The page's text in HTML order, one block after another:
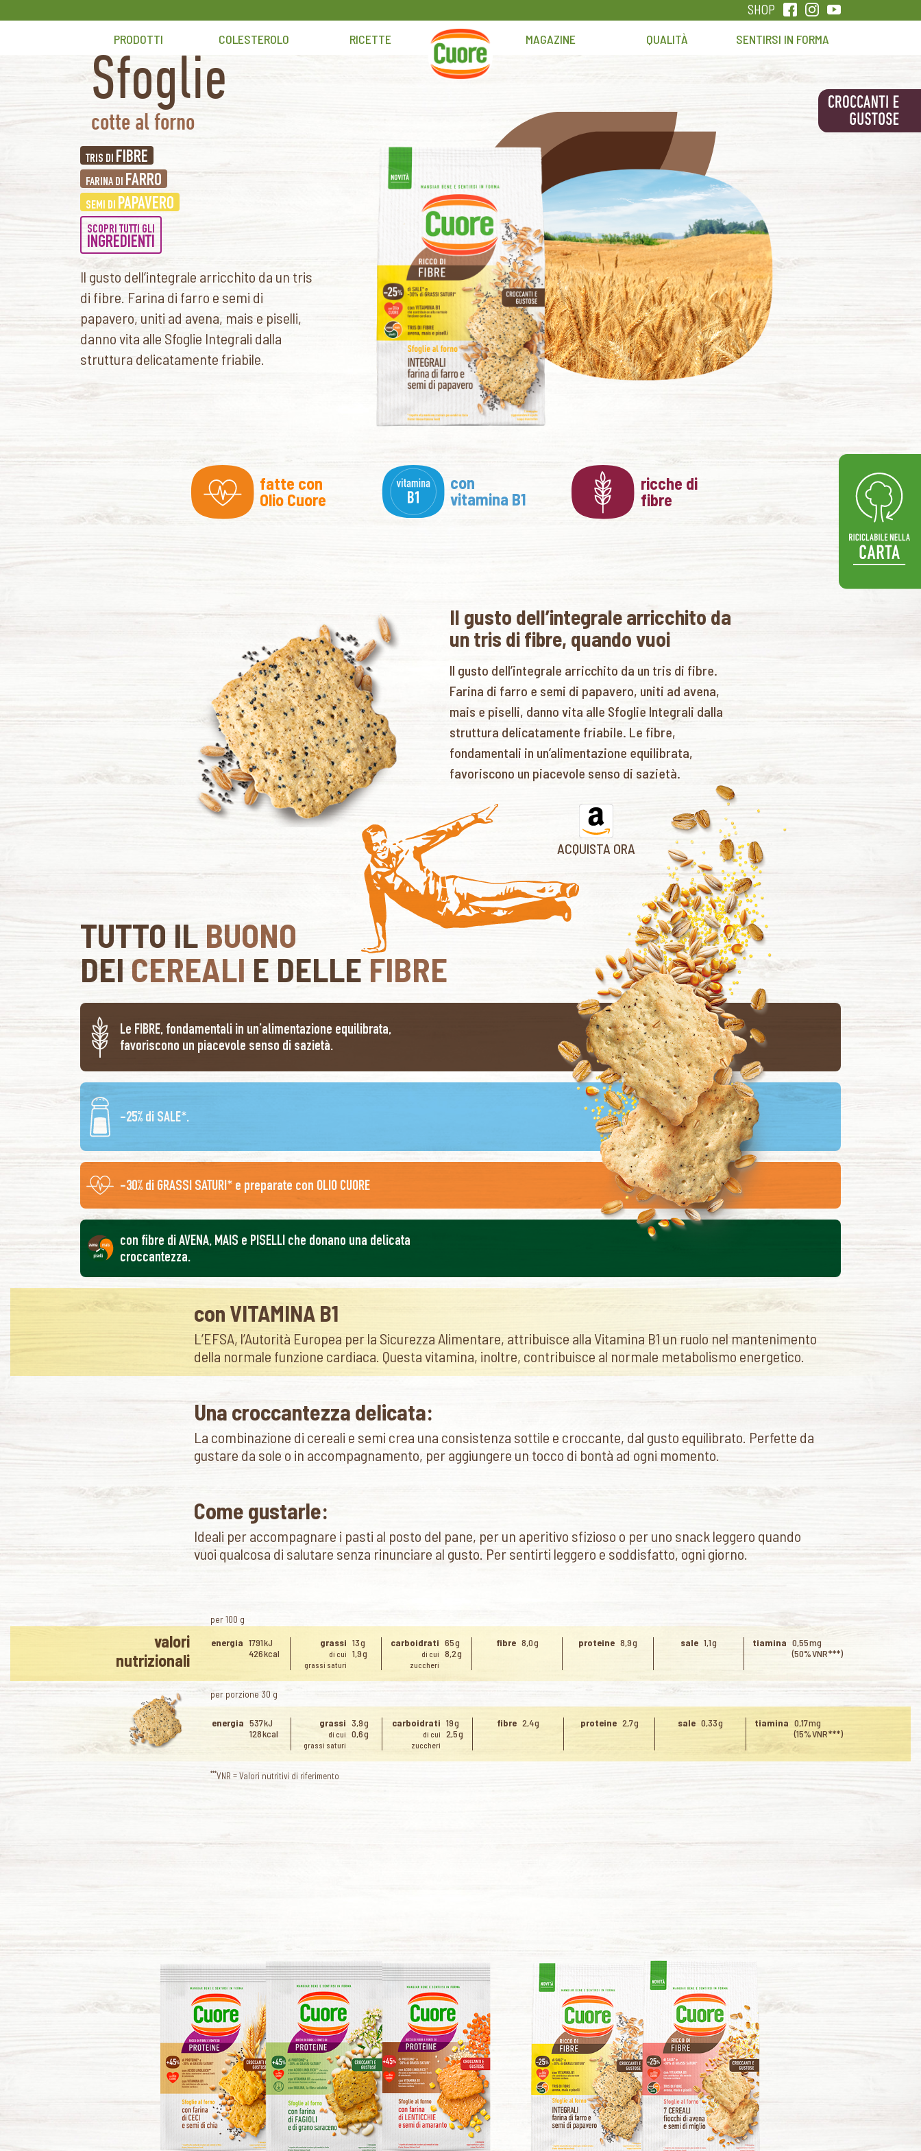
to
SHOP
PRODOTTI COLESTEROLO RICETTE HOME MAGAZINE QUALITÀ SENTIRSI IN FORMA
Sfoglie
cotte al forno
TRIS DI FIBRE
FARINA DI FARRO
SEMI DI PAPAVERO
SCOPRI TUTTI GLI
INGREDIENTI
Il gusto dell’integrale arricchito da un tris
di fibre. Farina di farro e semi di
papavero, uniti ad avena, mais e piselli,
danno vita alle Sfoglie Integrali dalla
struttura delicatamente friabile.
fatte con
Olio Cuore
con
vitamina B1
ricche di
fibre
Il gusto dell’integrale arricchito da
un tris di fibre, quando vuoi
Il gusto dell’integrale arricchito da un tris di fibre.
Farina di farro e semi di papavero, uniti ad avena,
mais e piselli, danno vita alle Sfoglie Integrali dalla
struttura delicatamente friabile. Le fibre,
fondamentali in un’alimentazione equilibrata,
favoriscono un piacevole senso di sazietà.
ACQUISTA ORA
TUTTO IL BUONO
DEICEREALI E DELLE FIBRE
Le FIBRE, fondamentali in un’alimentazione equilibrata,
favoriscono un piacevole senso di sazietà.
-25% di SALE*.
-30% di GRASSI SATURI* e preparate con OLIO CUORE
con fibre di AVENA, MAIS e PISELLI che donano una delicata
croccantezza.
con VITAMINA B1
L’EFSA, l’Autorità Europea per la Sicurezza Alimentare, attribuisce alla Vitamina B1 un ruolo nel mantenimento
della normale funzione cardiaca. Questa vitamina, inoltre, contribuisce al normale metabolismo energetico.
Una croccantezza delicata:
La combinazione di cereali e semi crea una consistenza sottile e croccante, dal gusto equilibrato. Perfette da
gustare da sole o in accompagnamento, per aggiungere un tocco di bontà ad ogni momento.
Come gustarle:
Ideali per accompagnare i pasti al posto del pane, per un aperitivo sfizioso o per uno snack leggero quando
vuoi qualcosa di salutare senza rinunciare al gusto. Per sentirti leggero e soddisfatto, ogni giorno.
per 100 g
valori
nutrizionali
energia 1791 kJ
426 kcal
grassi
di cui
grassi saturi
13 g
1,9 g
carboidrati
di cui
zuccheri
65 g
8,2 g
fibre 8,0 g proteine 8,9 g sale 1,1 g tiamina 0,55 mg
(50% VNR***)
per porzione 30 g
energia 537 kJ
128 kcal
grassi
di cui
grassi saturi
3,9 g
0,6 g
carboidrati
di cui
zuccheri
19 g
2,5 g
fibre 2,4 g proteine 2,7 g sale 0,33 g tiamina 0,17 mg
(15% VNR***)
***VNR = Valori nutritivi di riferimento